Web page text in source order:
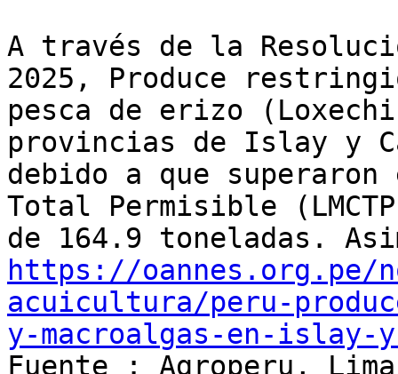
A través de la
2025, Produce
pesca de erizo
provincias de Islay y
debido a que
Total Permisible
https://oannes.org.pe/
acuicultura/peru-
y-macroalgas-en-islay-
Fuente : Agroperu, Lima